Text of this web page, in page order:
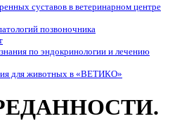
суставов в ветеринарном центре
позвоночника
по эндокринологии и лечению
для животных в «ВЕТИКО»